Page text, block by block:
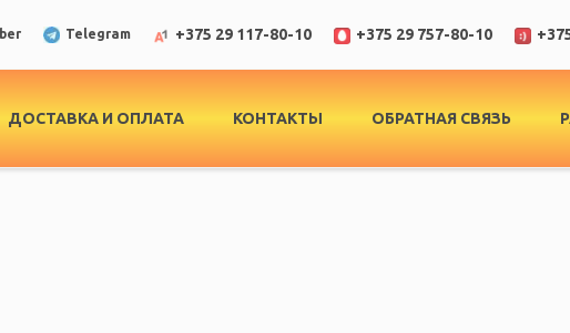
Telegram +375 29 117-80-10 +375 29 757-80-10
ДОСТАВКА И ОПЛАТА КОНТАКТЫ ОБРАТНАЯ СВЯЗЬ